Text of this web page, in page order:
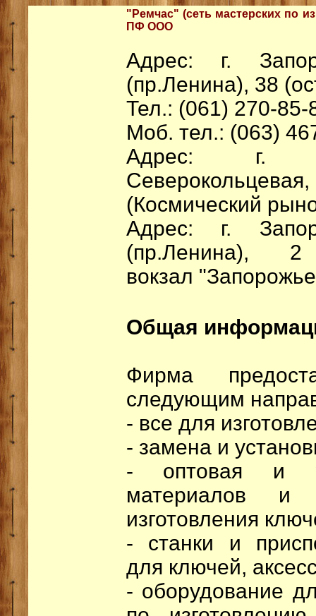
"Ремчас" (сеть мастерских по
ПФ ООО
Адрес: г.
(пр.Ленина), 38
Тел.: (061) 270-85-
Моб. тел.: (063)
Адрес: г.
(Космический
Адрес: г.
(пр.Ленина), 2
вокзал
Общая
Фирма
следующим
- все для
- замена и
- оптовая и
материалов и
изготовления
- станки и
для ключей,
- оборудование